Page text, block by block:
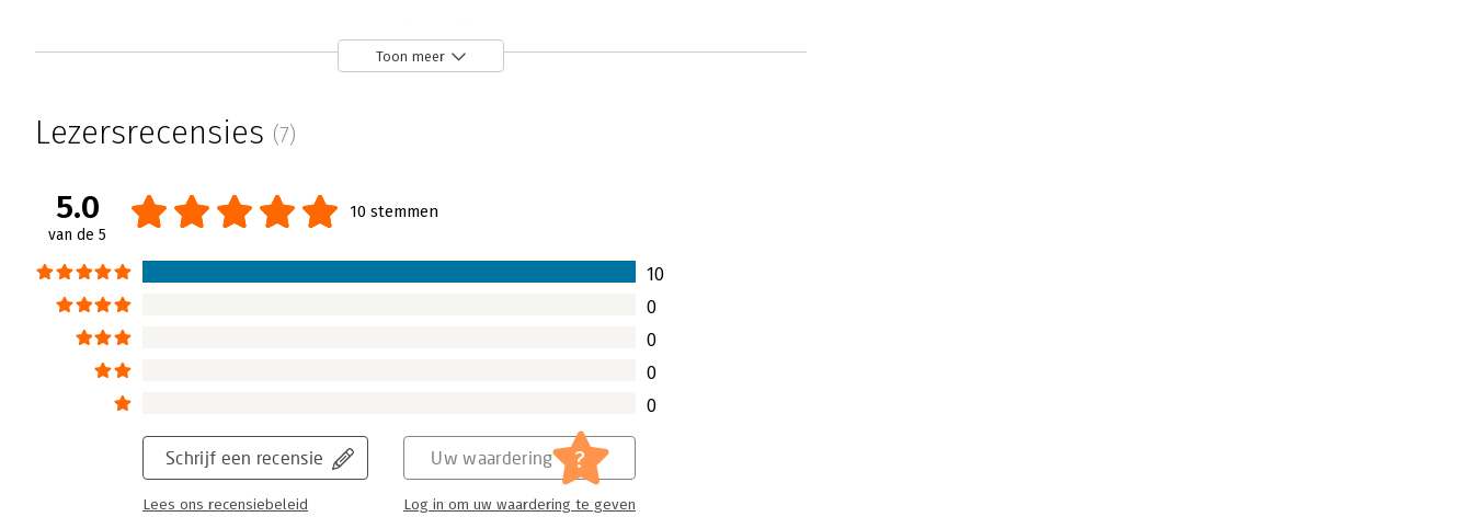
Rein Hof | 9 november 2016
Wetboek voor bloggers
Toon meer
Lezersrecensies (7)
5.0
van de 5
10 stemmen
10
0
0
0
0
Schrijf een recensie
Lees ons recensiebeleid
Uw waardering ?
Log in om uw waardering te geven